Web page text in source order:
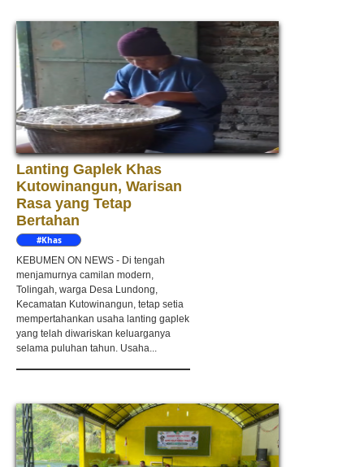
Lanting Gaplek Khas
Kutowinangun, Warisan
Rasa yang Tetap
Bertahan
#Khas
KEBUMEN ON NEWS - Di tengah
menjamurnya camilan modern,
Tolingah, warga Desa Lundong,
Kecamatan Kutowinangun, tetap setia
mempertahankan usaha lanting gaplek
yang telah diwariskan keluarganya
selama puluhan tahun. Usaha...